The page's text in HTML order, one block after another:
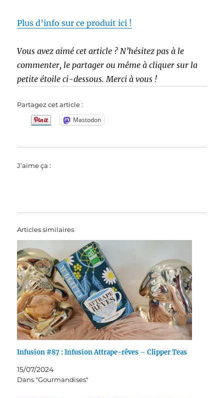
Plus d’info sur ce produit ici !
Vous avez aimé cet article ? N’hésitez pas à le
commenter, le partager ou même à cliquer sur la
petite étoile ci-dessous. Merci à vous !
Partagez cet article :
Mastodon
J’aime ça :
Articles similaires
Infusion #87 : Infusion Attrape-rêves – Clipper Teas
15/07/2024
Dans "Gourmandises"